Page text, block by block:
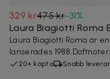
329 kr475 kr-31%
Laura Biagiotti Roma
Laura Biagiotti Roma är
lanserades
20+ köpta Snabb